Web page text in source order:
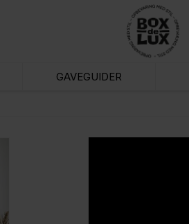
GAVEGUIDER